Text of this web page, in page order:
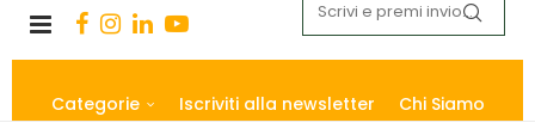
Categorie Iscriviti alla newsletter Chi Siamo